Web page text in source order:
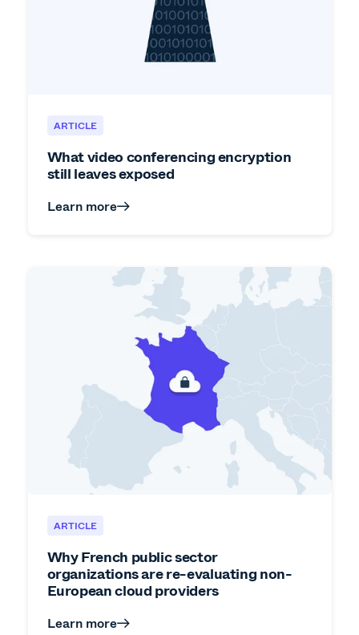
ARTICLE
What video conferencing encryption
still leaves exposed
Learn more
ARTICLE
Why French public sector
organizations are re-evaluating non-
European cloud providers
Learn more